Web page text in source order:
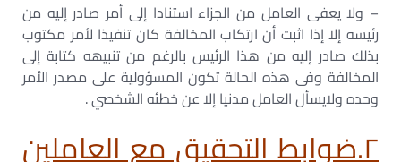
– ولا يعفى العامل من الجزاء استنادا إلى أمر صادر إليه من
رئيسه إلا إذا اثبت أن ارتكاب المخالفة كان تنفيذا لأمر مكتوب
بذلك صادر إليه من ھذا الرئيس بالرغم من تنبيھه كتابة إلى
المخالفة وفى ھذه الحالة تكون المسؤولية على مصدر الأمر
وحده ولايسأل العامل مدنيا إلا عن خطئه الشخصي .
٢.ضوابط التحقيق مع العاملين